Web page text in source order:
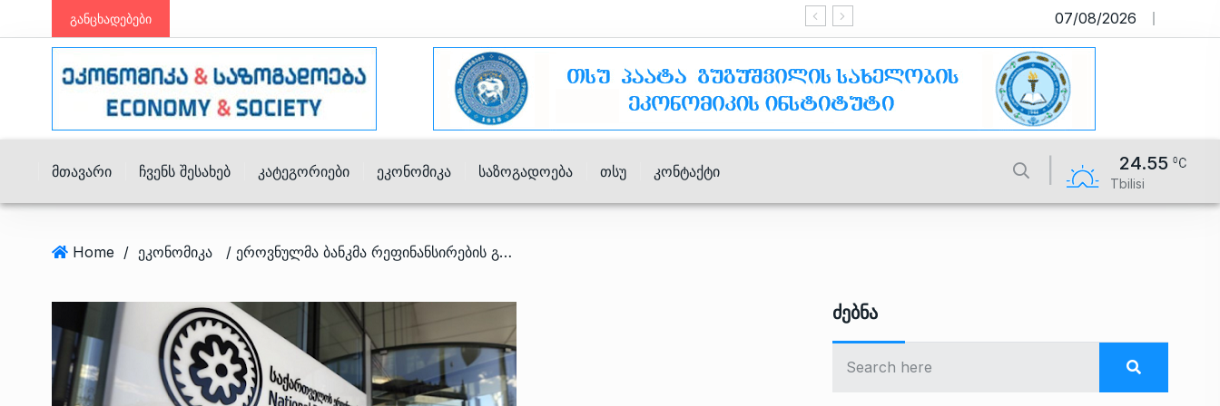
განცხადებები საიტი მუშაობს სატესტო რეჟიმში
07/08/2026
Მთავარი Ჩვენს Შესახებ Კატეგორიები Ეკონომიკა Საზოგადოება Თსუ Კონტაქტი 24.55
Tbilisi
Home / ეკონომიკა / ეროვნულმა ბანკმა რეფინანსირების განაკვეთი 10%-მდე შეამცირა
Ძებნა